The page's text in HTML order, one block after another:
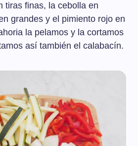
tiras finas, la cebolla en
grandes y el pimiento rojo en
la pelamos y la cortamos
así también el calabacín.